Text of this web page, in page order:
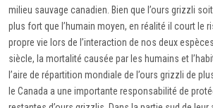
milieu sauvage canadien. Bien que l’ours grizzli
plus fort que l’humain moyen, en réalité il court le
propre vie lors de l’interaction de nos deux
siècle, la mortalité causée par les humains et
l’aire de répartition mondiale de l’ours grizzli de
le Canada a une importante responsabilité de